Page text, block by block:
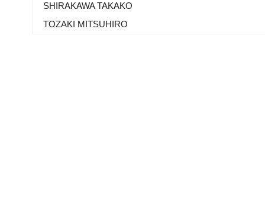
SHIRAKAWA TAKAKO
TOZAKI MITSUHIRO